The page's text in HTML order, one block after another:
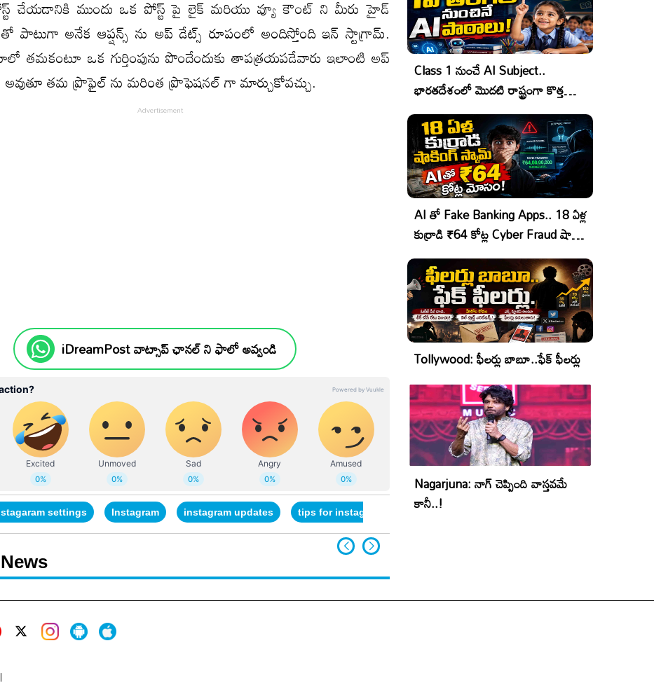
చేయడానికి ముందు ఒక పోస్ట్ పై లైక్ మరియు వ్యూ కౌంట్ ని మీరు హైడ్
పాటుగా అనేక ఆప్షన్స్ ను అప్ డేట్స్ రూపంలో అందిస్తోంది ఇన్ స్టాగ్రామ్.
ఒక గుర్తింపును పొందేందుకు తాపత్రయపడేవారు ఇలాంటి అప్
తమ ప్రొఫైల్ ను మరింత ప్రొఫెషనల్ గా మార్చుకోవచ్చు.
iDreamPost వాట్సాప్ ఛానల్ ని ఫాలో అవ్వండి
settings Instagram instagram updates tips for instagram
Class 1 నుంచే AI Subject..
భారతదేశంలో మొదటి రాష్ట్రంగా కొత్త
చరిత్ర!
AI తో Fake Banking Apps.. 18 ఏళ్ల
కుర్రాడి ₹64 కోట్ల Cyber Fraud షాకింగ్
ఆపరేషన్!
Tollywood: ఫీలర్లు బాబూ..ఫేక్ ఫీలర్లు
Nagarjuna: నాగ్ చెప్పింది వాస్తవమే
కానీ..!